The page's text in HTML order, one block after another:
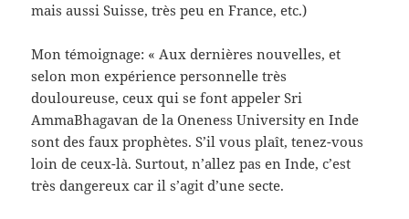
mais aussi Suisse, très peu en France, etc.)
Mon témoignage: « Aux dernières nouvelles, et
selon mon expérience personnelle très
douloureuse, ceux qui se font appeler Sri
AmmaBhagavan de la Oneness University en Inde
sont des faux prophètes. S’il vous plaît, tenez-vous
loin de ceux-là. Surtout, n’allez pas en Inde, c’est
très dangereux car il s’agit d’une secte.